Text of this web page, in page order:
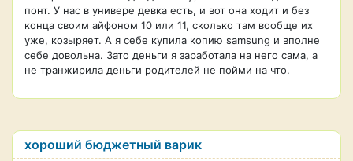
понт. У нас в универе девка есть, и вот она ходит и без
конца своим айфоном 10 или 11, сколько там вообще их
уже, козыряет. А я себе купила копию samsung и вполне
себе довольна. Зато деньги я заработала на него сама, а
не транжирила деньги родителей не пойми на что.
хороший бюджетный варик